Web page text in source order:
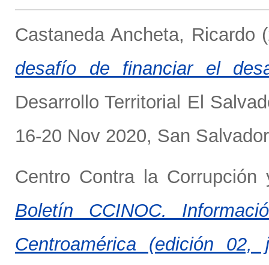
Castaneda Ancheta, Ricardo
desafío de financiar el
Desarrollo Territorial El
16-20 Nov 2020, San
Centro Contra la
Boletín CCINOC.
Centroamérica (edición 02,